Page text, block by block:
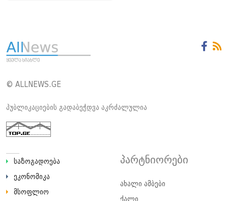
© ALLNEWS.GE
პუბლიკაციების გადაბეჭდვა აკრძალულია
საზოგადოება
ეკონომიკა
მსოფლიო
პარტნიორები
ახალი ამბები
ქალი